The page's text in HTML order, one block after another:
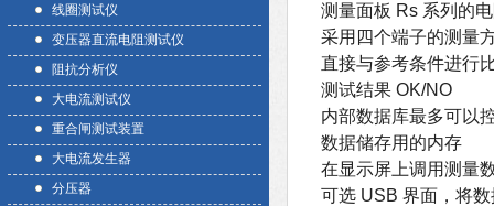
线圈测试仪
变压器直流电阻测试仪
阻抗分析仪
大电流测试仪
重合闸测试装置
大电流发生器
分压器
测量面板 Rs 系列的
采用四个端子的测量
直接与参考条件进行
测试结果 OK/NO
内部数据库最多可以
数据储存用的内存
在显示屏上调用测量
可选 USB 界面，将